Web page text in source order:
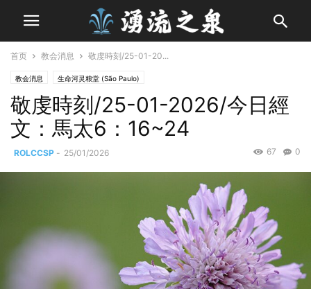
首页 教会消息 敬虔時刻/25-01-20...
教会消息 生命河灵粮堂 (São Paulo)
敬虔時刻/25-01-2026/今日經
文：馬太6：16~24
ROLCCSP - 25/01/2026 0
67